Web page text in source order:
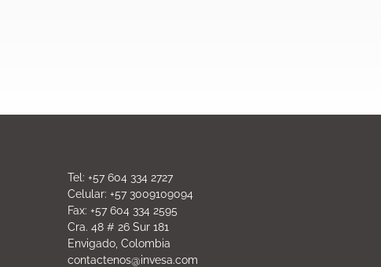
Tel: +57 604 334 2727
Celular: +57 3009109094
Fax: +57 604 334 2595
Cra. 48 # 26 Sur 181
Envigado, Colombia
contactenos@invesa.com